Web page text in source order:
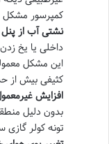
کمپرسور مشکل
نشتی آب از پنل
داخلی یا یخ
این مشکل
کثیفی بیش از حد
افزایش
بدون دلیل
تونه کولر